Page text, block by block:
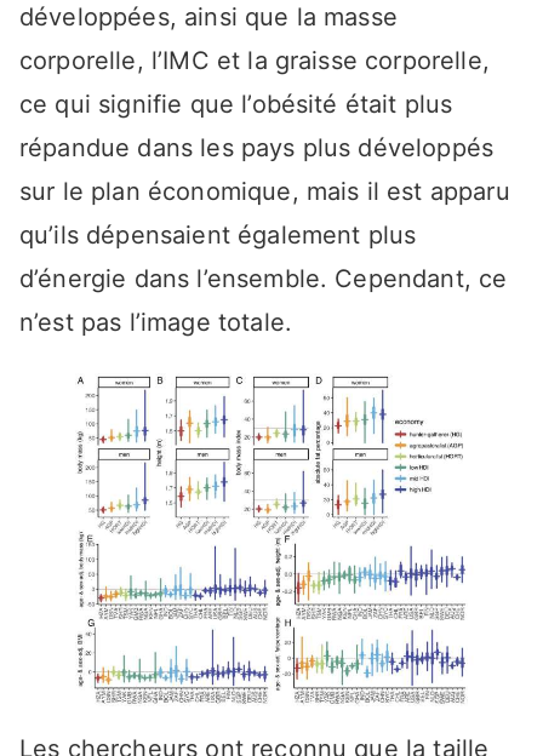
développées, ainsi que la masse
corporelle, l’IMC et la graisse corporelle,
ce qui signifie que l’obésité était plus
répandue dans les pays plus développés
sur le plan économique, mais il est apparu
qu’ils dépensaient également plus
d’énergie dans l’ensemble. Cependant, ce
n’est pas l’image totale.
Les chercheurs ont reconnu que la taille